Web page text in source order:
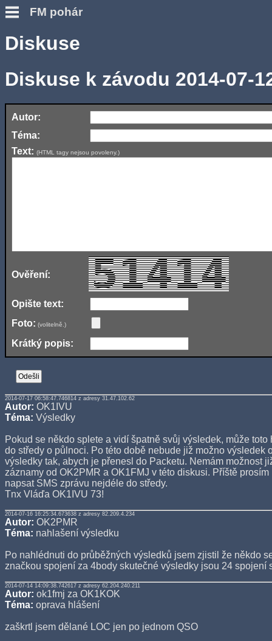
FM pohár
Diskuse
Diskuse k závodu 2014-07-
Autor:
Téma:
Text: (HTML tagy nejsou povoleny.)
Ověření:
Opište text:
Foto: (volitelně.)
Krátký popis:
2014-07-17 06:58:47.746814 z adresy 31.47.102.62
Autor: OK1IVU
Téma: Výsledky
Pokud se někdo splete a vidí špatně svůj výsledek, může
do středy o půlnoci. Po této době nebude již možno výsledek
výsledky tak, abych je přenesl do Packetu. Nemám možnost
záznamy od OK2PMR a OK1FMJ v této diskusi. Příště
napsat SMS zprávu nejdéle do středy.
Tnx Vláďa OK1IVU 73!
2014-07-16 16:25:34.673638 z adresy 82.209.4.234
Autor: OK2PMR
Téma: nahlašení výsledku
Po nahlédnuti do průběžných výsledků jsem zjistil že někdo
značkou spojení za 4body skutečné výsledky jsou 24 spojení
2014-07-14 14:09:38.742617 z adresy 62.204.240.211
Autor: ok1fmj za OK1KOK
Téma: oprava hlášení
zaškrtl jsem dělané LOC jen po jednom QSO